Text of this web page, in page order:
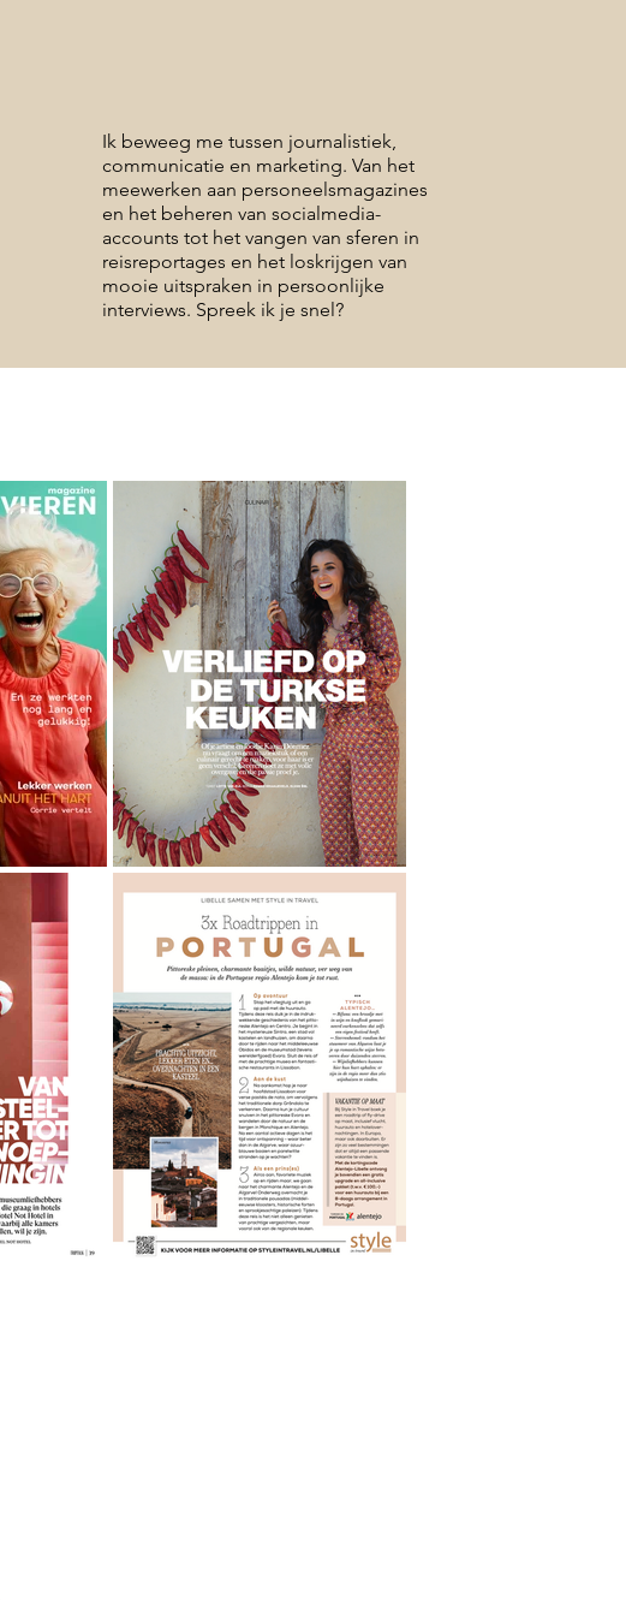
Ik beweeg me tussen journalistiek,
communicatie en marketing. Van het
meewerken aan personeelsmagazines
en het beheren van socialmedia-
accounts tot het vangen van sferen in
reisreportages en het loskrijgen van
mooie uitspraken in persoonlijke
interviews. Spreek ik je snel?